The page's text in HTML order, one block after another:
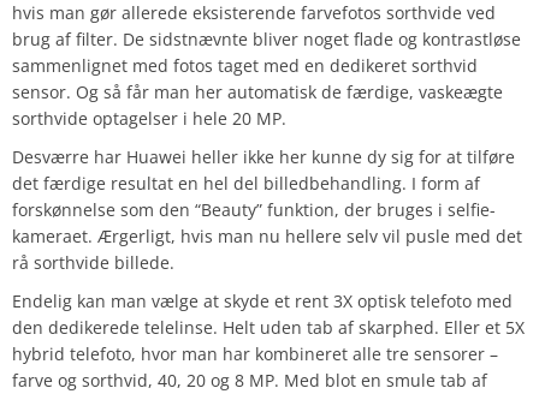
hvis man gør allerede eksisterende farvefotos sorthvide ved
brug af filter. De sidstnævnte bliver noget flade og kontrastløse
sammenlignet med fotos taget med en dedikeret sorthvid
sensor. Og så får man her automatisk de færdige, vaskeægte
sorthvide optagelser i hele 20 MP.
Desværre har Huawei heller ikke her kunne dy sig for at tilføre
det færdige resultat en hel del billedbehandling. I form af
forskønnelse som den “Beauty” funktion, der bruges i selfie-
kameraet. Ærgerligt, hvis man nu hellere selv vil pusle med det
rå sorthvide billede.
Endelig kan man vælge at skyde et rent 3X optisk telefoto med
den dedikerede telelinse. Helt uden tab af skarphed. Eller et 5X
hybrid telefoto, hvor man har kombineret alle tre sensorer –
farve og sorthvid, 40, 20 og 8 MP. Med blot en smule tab af